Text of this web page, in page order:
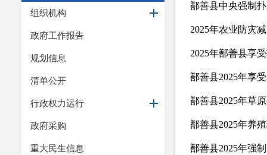
组织机构
政府工作报告
规划信息
清单公开
行政权力运行
政府采购
重大民生信息
鄯善县中央强制
2025年农业防灾
2025年鄯善县享
鄯善县2025年享
鄯善县2025年草
鄯善县2025年养
鄯善县2025年强